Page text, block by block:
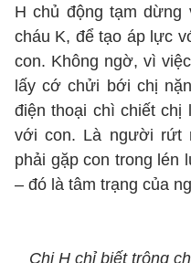
H chủ động tạm dừng
cháu K, để tạo áp lực
con. Không ngờ, vì
lấy cớ chửi bới chị
điện thoại chì chiết chị
với con. Là người rứt
phải gặp con trong lén
– đó là tâm trạng của
Chị H chỉ biết trông